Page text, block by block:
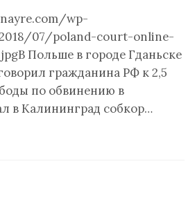
wp-
07/poland-court-online-
Польше в городе Гданьске
гражданина РФ к 2,5
по обвинению в
в Калининград собкор…